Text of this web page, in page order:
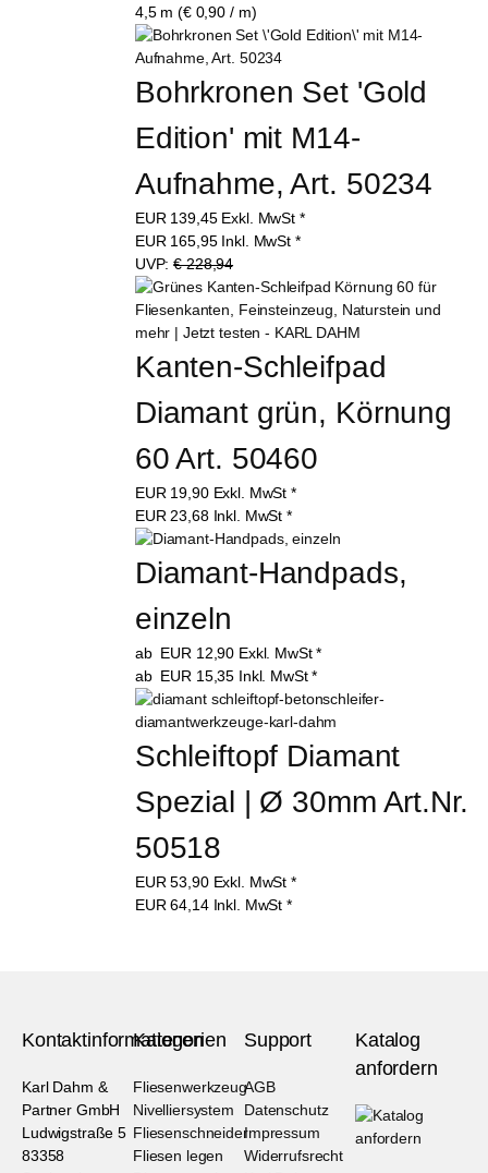
4,5 m (€ 0,90 / m)
Bohrkronen Set 'Gold
Edition' mit M14-
Aufnahme, Art. 50234
EUR 139,45 Exkl. MwSt *
EUR 165,95 Inkl. MwSt *
UVP:€ 228,94
Kanten-Schleifpad
Diamant grün, Körnung
60 Art. 50460
EUR 19,90 Exkl. MwSt *
EUR 23,68 Inkl. MwSt *
Diamant-Handpads,
einzeln
ab EUR 12,90 Exkl. MwSt *
ab EUR 15,35 Inkl. MwSt *
Schleiftopf Diamant
Spezial | Ø 30mm Art.Nr.
50518
EUR53,90 Exkl. MwSt *
EUR64,14 Inkl. MwSt *
Kontaktinformationen
Karl Dahm &
Partner GmbH
Ludwigstraße 5
83358
Kategorien
Fliesenwerkzeug
Nivelliersystem
Fliesenschneider
Fliesen legen
Support
AGB
Datenschutz
Impressum
Widerrufsrecht
Katalog
anfordern